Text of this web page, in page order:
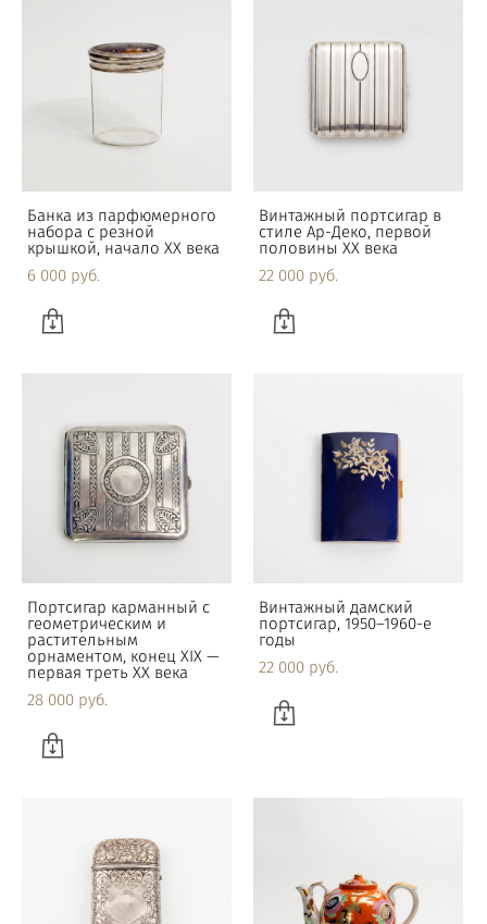
Банка из парфюмерного
набора с резной
крышкой, начало XX века
6 000 pуб.
Винтажный портсигар в
стиле Ар-Деко, первой
половины XX века
22 000 pуб.
Портсигар карманный с
геометрическим и
растительным
орнаментом, конец XIX —
первая треть XX века
28 000 pуб.
Винтажный дамский
портсигар, 1950–1960-е
годы
22 000 pуб.